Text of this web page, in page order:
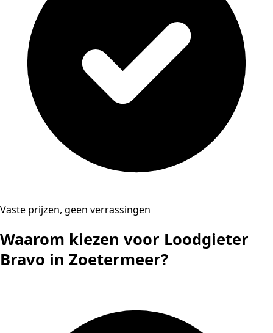
Vaste prijzen, geen verrassingen
Waarom kiezen voor Loodgieter
Bravo in Zoetermeer?